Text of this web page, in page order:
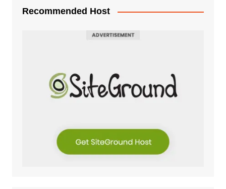
Recommended Host